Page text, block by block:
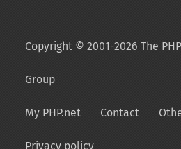
Copyright © 2001-2026 The
Group
My PHP.net Contact
Privacy policy